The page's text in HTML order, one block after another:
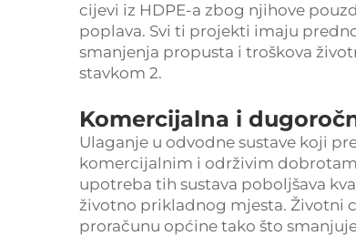
cijevi iz HDPE-a zbog njihove
poplava. Svi ti projekti imaju
smanjenja propusta i troškova
stavkom 2.
Komercijalna i
Ulaganje u odvodne sustave koji
komercijalnim i održivim
upotreba tih sustava poboljšava
životno prikladnog mjesta. Životni
proračunu općine tako što